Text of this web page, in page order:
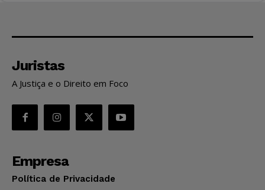
Juristas
A Justiça e o Direito em Foco
Empresa
Política de Privacidade